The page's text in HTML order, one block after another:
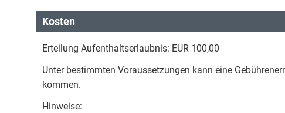
Kosten
Erteilung Aufenthaltserlaubnis: EUR 100,00
Unter bestimmten Voraussetzungen kann eine
kommen.
Hinweise: